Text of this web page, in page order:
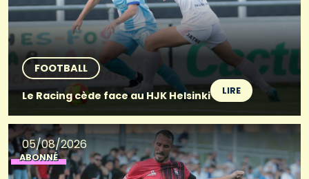
FOOTBALL
Le Racing cède face au HJK Helsinki
LIRE
05/08/2026
ABONNÉ